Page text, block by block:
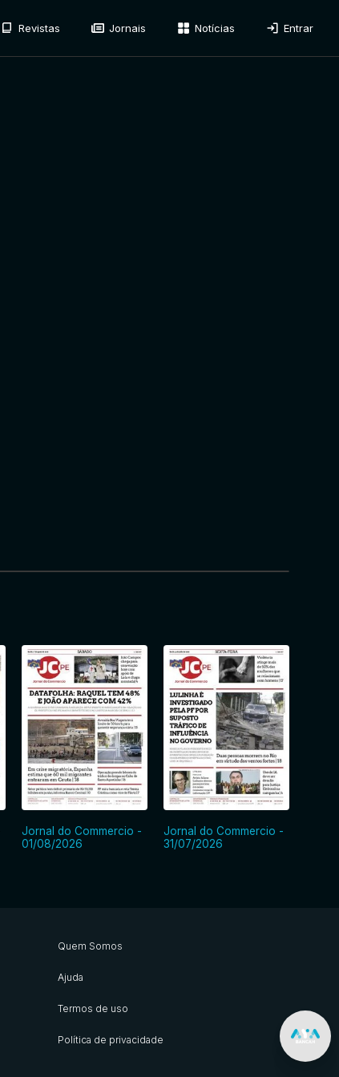
Revistas Jornais Notícias Entrar
Jornal do Commercio -
01/08/2026
Jornal do Commercio -
31/07/2026
Quem Somos
Ajuda
Termos de uso
Política de privacidade